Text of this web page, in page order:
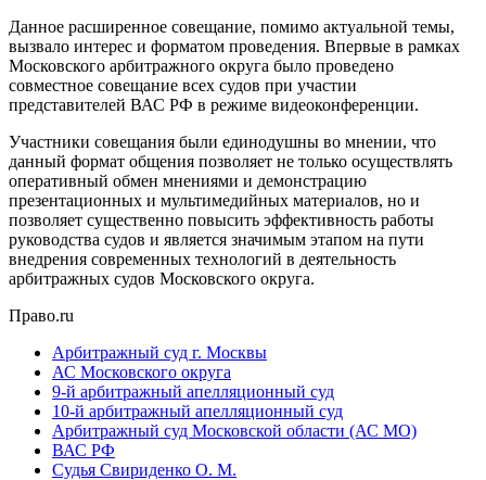
Данное расширенное совещание, помимо актуальной темы,
вызвало интерес и форматом проведения. Впервые в рамках
Московского арбитражного округа было проведено
совместное совещание всех судов при участии
представителей ВАС РФ в режиме видеоконференции.
Участники совещания были единодушны во мнении, что
данный формат общения позволяет не только осуществлять
оперативный обмен мнениями и демонстрацию
презентационных и мультимедийных материалов, но и
позволяет существенно повысить эффективность работы
руководства судов и является значимым этапом на пути
внедрения современных технологий в деятельность
арбитражных судов Московского округа.
Право.ru
Арбитражный суд г. Москвы
АС Московского округа
9-й арбитражный апелляционный суд
10-й арбитражный апелляционный суд
Арбитражный суд Московской области (АС МО)
ВАС РФ
Судья Свириденко О. М.